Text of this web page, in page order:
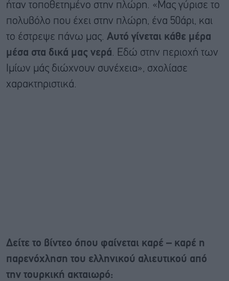
ήταν τοποθετημένο στην πλώρη. «Μας γύρισε το
πολυβόλο που έχει στην πλώρη, ένα 50άρι, και
το έστρεψε πάνω μας. Αυτό γίνεται κάθε μέρα
μέσα στα δικά μας νερά. Εδώ στην περιοχή των
Ιμίων μάς διώχνουν συνέχεια», σχολίασε
χαρακτηριστικά.
Δείτε το βίντεο όπου φαίνεται καρέ – καρέ η
παρενόχληση του ελληνικού αλιευτικού από
την τουρκική ακταιωρό: